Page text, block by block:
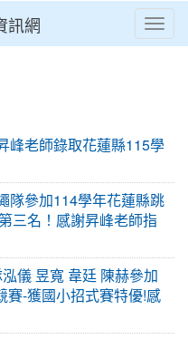
⏸
訊網
峰老師錄取花蓮縣115學
隊參加114學年花蓮縣跳
三名！感謝昇峰老師指
儀 昱寬 韋廷 陳赫參加
賽-獲國小招式賽特優!感